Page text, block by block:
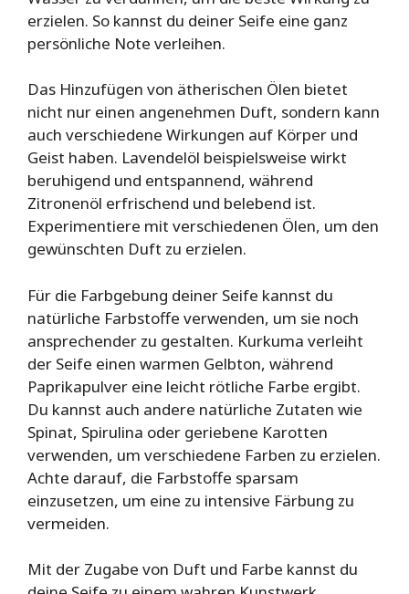
erzielen. So kannst du deiner Seife eine ganz
persönliche Note verleihen.
Das Hinzufügen von ätherischen Ölen bietet
nicht nur einen angenehmen Duft, sondern kann
auch verschiedene Wirkungen auf Körper und
Geist haben. Lavendelöl beispielsweise wirkt
beruhigend und entspannend, während
Zitronenöl erfrischend und belebend ist.
Experimentiere mit verschiedenen Ölen, um den
gewünschten Duft zu erzielen.
Für die Farbgebung deiner Seife kannst du
natürliche Farbstoffe verwenden, um sie noch
ansprechender zu gestalten. Kurkuma verleiht
der Seife einen warmen Gelbton, während
Paprikapulver eine leicht rötliche Farbe ergibt.
Du kannst auch andere natürliche Zutaten wie
Spinat, Spirulina oder geriebene Karotten
verwenden, um verschiedene Farben zu erzielen.
Achte darauf, die Farbstoffe sparsam
einzusetzen, um eine zu intensive Färbung zu
vermeiden.
Mit der Zugabe von Duft und Farbe kannst du